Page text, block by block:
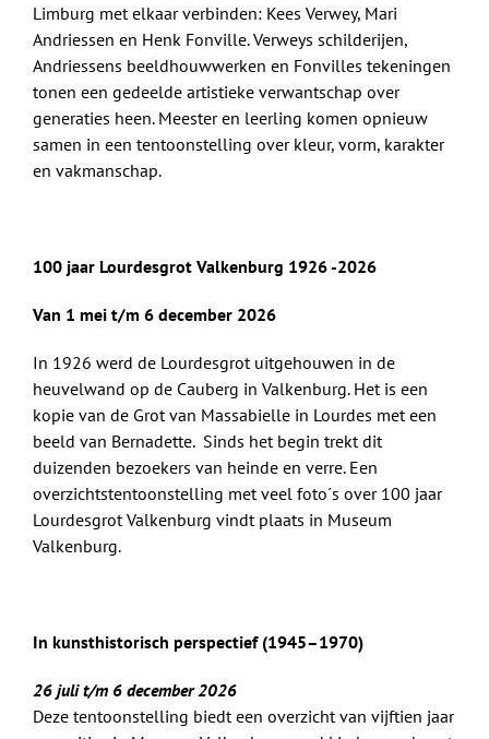
Limburg met elkaar verbinden: Kees Verwey, Mari
Andriessen en Henk Fonville. Verweys schilderijen,
Andriessens beeldhouwwerken en Fonvilles tekeningen
tonen een gedeelde artistieke verwantschap over
generaties heen. Meester en leerling komen opnieuw
samen in een tentoonstelling over kleur, vorm, karakter
en vakmanschap.
100 jaar Lourdesgrot Valkenburg 1926 -2026
Van 1 mei t/m 6 december 2026
In 1926 werd de Lourdesgrot uitgehouwen in de
heuvelwand op de Cauberg in Valkenburg. Het is een
kopie van de Grot van Massabielle in Lourdes met een
beeld van Bernadette. Sinds het begin trekt dit
duizenden bezoekers van heinde en verre. Een
overzichtstentoonstelling met veel foto´s over 100 jaar
Lourdesgrot Valkenburg vindt plaats in Museum
Valkenburg.
In kunsthistorisch perspectief (1945–1970)
26 juli t/m 6 december 2026
Deze tentoonstelling biedt een overzicht van vijftien jaar